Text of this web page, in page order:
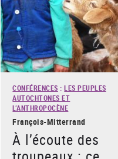
CONFÉRENCES : LES PEUPLES
AUTOCHTONES ET
L’ANTHROPOCÈNE
François-Mitterrand
À l’écoute des